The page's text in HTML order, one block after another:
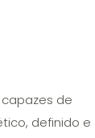
de
definido e